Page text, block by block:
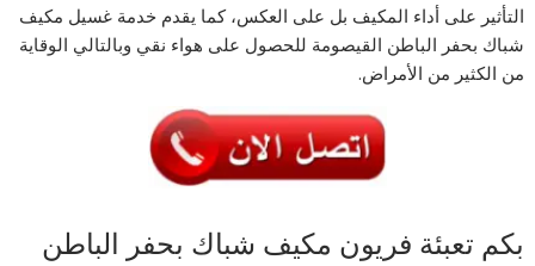
التأثير على أداء المكيف بل على العكس، كما يقدم خدمة غسيل مكيف
شباك بحفر الباطن القيصومة للحصول على هواء نقي وبالتالي الوقاية
من الكثير من الأمراض.
بكم تعبئة فريون مكيف شباك بحفر الباطن